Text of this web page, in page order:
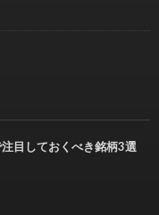
目しておくべき銘柄3選